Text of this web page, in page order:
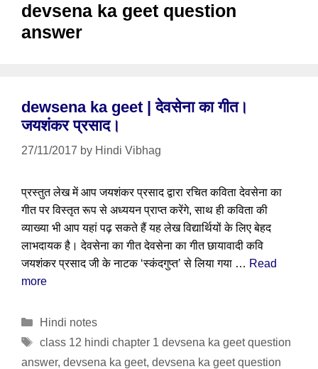
devsena ka geet question
answer
dewsena ka geet | देवसेना का गीत।
जयशंकर प्रसाद।
27/11/2017 by Hindi Vibhag
प्रस्तुत लेख में आप जयशंकर प्रसाद द्वारा रचित कविता देवसेना का
गीत पर विस्तृत रूप से अध्ययन प्राप्त करेंगे, साथ ही कविता की
व्याख्या भी आप यहां पढ़ सकते हैं यह लेख विद्यार्थियों के लिए बेहद
लाभदायक है। देवसेना का गीत देवसेना का गीत छायावादी कवि
जयशंकर प्रसाद जी के नाटक ‘स्कंदगुप्त’ से लिया गया … Read
more
Categories
Hindi notes
Tags
class 12 hindi chapter 1 devsena ka geet question
answer, devsena ka geet, devsena ka geet question